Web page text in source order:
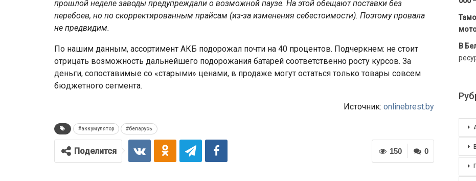
прошлой неделе заводы предупреждали о возможной паузе. На этой обещают поставки без
перебоев, но по скорректированным прайсам (из-за изменения себестоимости). Поэтому провала
не предвидим.
По нашим данным, ассортимент АКБ подорожал почти на 40 процентов. Подчеркнем: не стоит
отрицать возможность дальнейшего подорожания батарей соответственно росту курсов. За
деньги, сопоставимые со «старыми» ценами, в продаже могут остаться только товары совсем
бюджетного сегмента.
Источник: onlinebrest.by
#аккумулятор #беларусь
0
150
Поделится
В